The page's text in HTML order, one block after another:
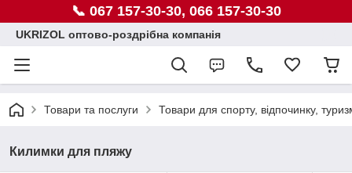
📞 067 157-30-30, 066 157-30-30
UKRIZOL оптово-роздрібна компанія
Товари та послуги Товари для спорту, відпочинку,
Килимки для пляжу